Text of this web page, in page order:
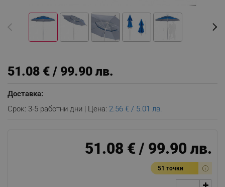
51.08 € / 99.90 лв.
Доставка:
Срок: 3-5 работни дни | Цена: 2.56 € / 5.01 лв.
51.08 € / 99.90 лв.
51 точки